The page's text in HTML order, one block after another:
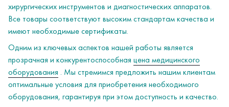
хирургических инструментов и диагностических аппаратов.
Все товары соответствуют высоким стандартам качества и
имеют необходимые сертификаты.
Одним из ключевых аспектов нашей работы является
прозрачная и конкурентоспособная цена медицинского
оборудования . Мы стремимся предложить нашим клиентам
оптимальные условия для приобретения необходимого
оборудования, гарантируя при этом доступность и качество.